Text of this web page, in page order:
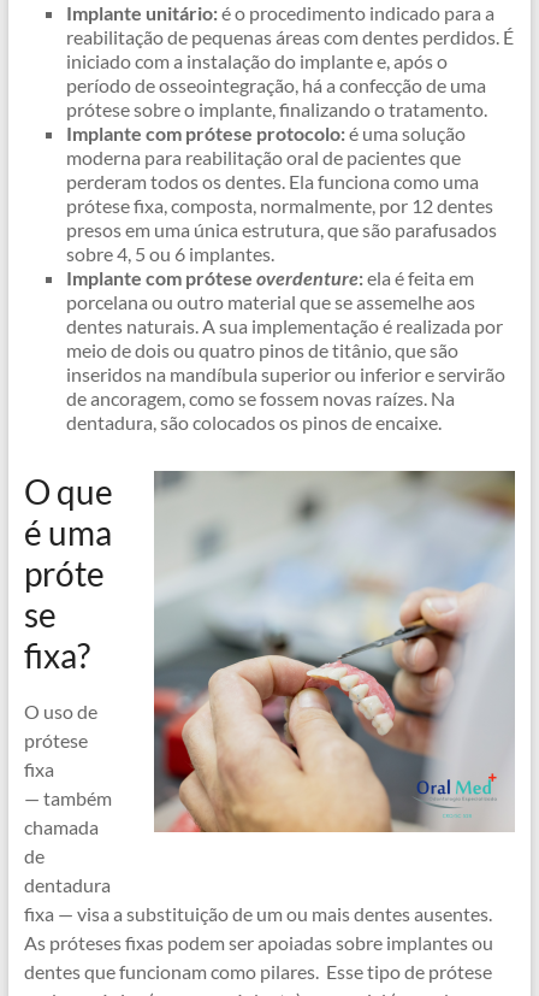
Implante unitário:é o procedimento indicado para a
reabilitação de pequenas áreas com dentes perdidos. É
iniciado com a instalação do implante e, após o
período de osseointegração, há a confecção de uma
prótese sobre o implante, finalizando o tratamento.
Implante com prótese protocolo:é uma solução
moderna para reabilitação oral de pacientes que
perderam todos os dentes. Ela funciona como uma
prótese fixa, composta, normalmente, por 12 dentes
presos em uma única estrutura, que são parafusados
sobre 4, 5 ou 6 implantes.
Implante com prótese overdenture:ela é feita em
porcelana ou outro material que se assemelhe aos
dentes naturais. A sua implementação é realizada por
meio de dois ou quatro pinos de titânio, que são
inseridos na mandíbula superior ou inferior e servirão
de ancoragem, como se fossem novas raízes. Na
dentadura, são colocados os pinos de encaixe.
O que
é uma
próte
se
fixa?
O uso de
prótese
fixa
— também
chamada
de
dentadura
fixa — visa a substituição de um ou mais dentes ausentes.
As próteses fixas podem ser apoiadas sobre implantes ou
dentes que funcionam como pilares. Esse tipo de prótese